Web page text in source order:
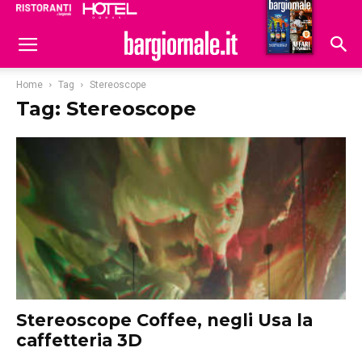
Hoteldomani
Home Tag Stereoscope
Tag: Stereoscope
Stereoscope Coffee, negli Usa la
caffetteria 3D